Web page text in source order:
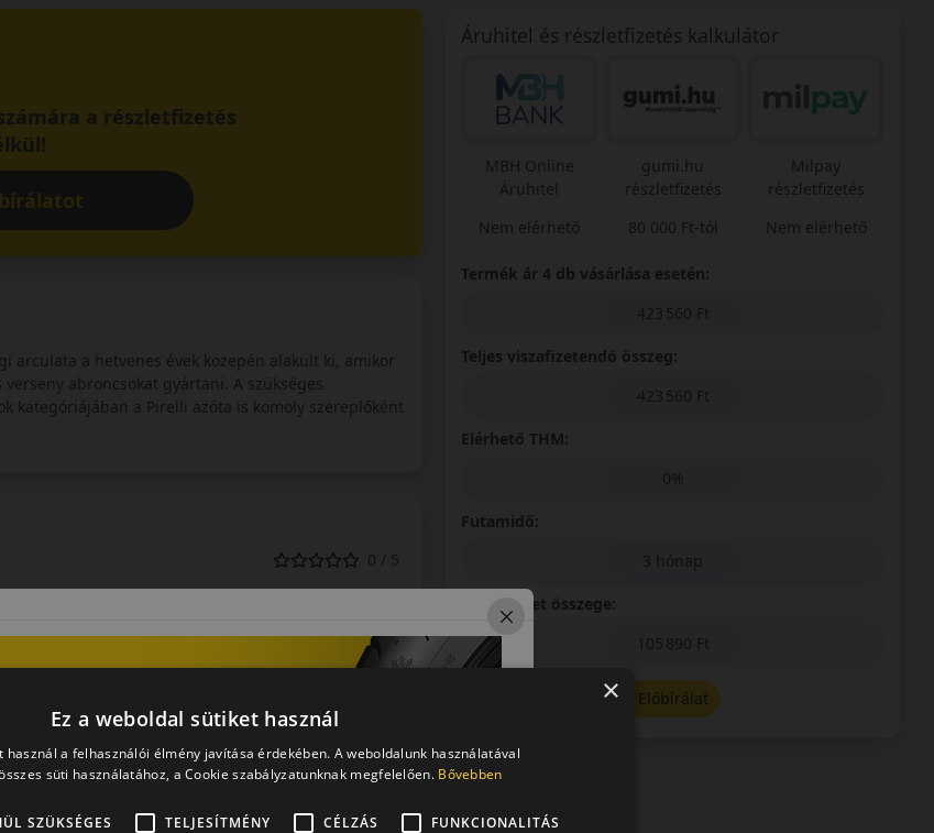
a részletfizetés
arculata a hetvenes évek közepén alakult ki, amikor
abroncsokat gyártani. A szükséges
kategóriájában a Pirelli azóta is komoly szereplőként
0 / 5
Áruhitel és részletfizetés kalkulátor
MBH Online
Áruhitel
Nem elérhető
gumi.hu
részletfizetés
80 000 Ft-tól
Milpay
részletfizetés
Nem elérhető
Termék ár 4 db vásárlása esetén:
423 560 Ft
Teljes viszafizetendő összeg:
423 560 Ft
Elérhető THM:
0%
Futamidő:
3 hónap
Első részlet összege:
105 890 Ft
Előbírálat
×
Ez a weboldal sütiket használ
használ a felhasználói élmény javítása érdekében. A weboldalunk használatával
süti használatához, a Cookie szabályzatunknak megfelelően. Bővebben
SZÜKSÉGES TELJESÍTMÉNY CÉLZÁS FUNKCIONALITÁS